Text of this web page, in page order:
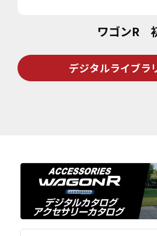
ワゴンR
デジタルライブラ